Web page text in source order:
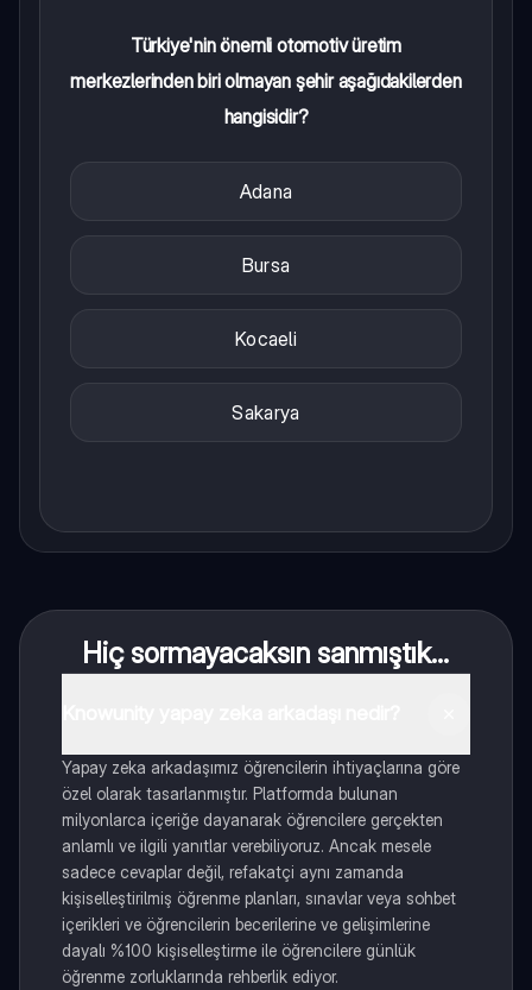
Türkiye'nin önemli otomotiv üretim
merkezlerinden biri olmayan şehir aşağıdakilerden
hangisidir?
Adana
Bursa
Kocaeli
Sakarya
Hiç sormayacaksın sanmıştık...
Yapay zeka arkadaşımız öğrencilerin ihtiyaçlarına göre
özel olarak tasarlanmıştır. Platformda bulunan
milyonlarca içeriğe dayanarak öğrencilere gerçekten
anlamlı ve ilgili yanıtlar verebiliyoruz. Ancak mesele
sadece cevaplar değil, refakatçi aynı zamanda
kişiselleştirilmiş öğrenme planları, sınavlar veya sohbet
içerikleri ve öğrencilerin becerilerine ve gelişimlerine
dayalı %100 kişiselleştirme ile öğrencilere günlük
öğrenme zorluklarında rehberlik ediyor.